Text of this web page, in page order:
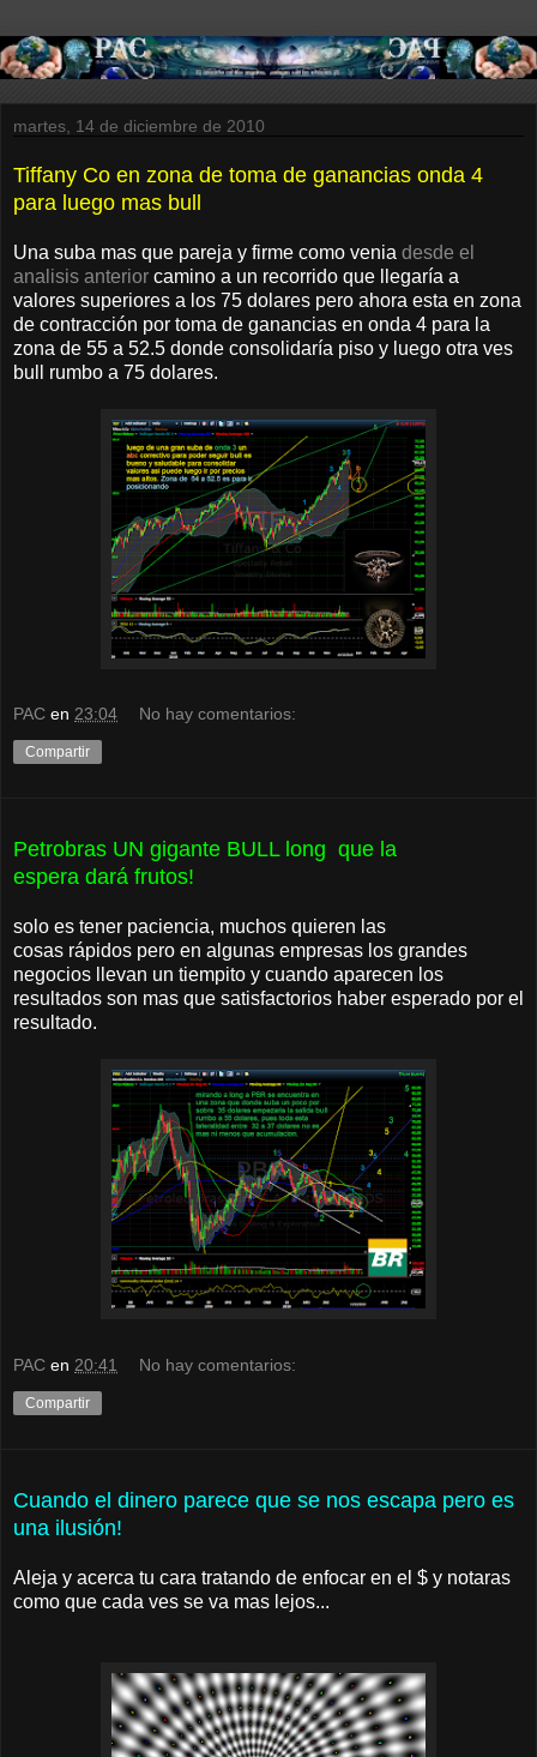
martes, 14 de diciembre de 2010
Tiffany Co en zona de toma de ganancias onda 4
para luego mas bull
Una suba mas que pareja y firme como venia desde el
analisis anterior camino a un recorrido que llegaría a
valores superiores a los 75 dolares pero ahora esta en zona
de contracción por toma de ganancias en onda 4 para la
zona de 55 a 52.5 donde consolidaría piso y luego otra ves
bull rumbo a 75 dolares.
PAC en 23:04 No hay comentarios:
Compartir
Petrobras UN gigante BULL long que la
espera dará frutos!
solo es tener paciencia, muchos quieren las
cosas rápidos pero en algunas empresas los grandes
negocios llevan un tiempito y cuando aparecen los
resultados son mas que satisfactorios haber esperado por el
resultado.
PAC en 20:41 No hay comentarios:
Compartir
Cuando el dinero parece que se nos escapa pero es
una ilusión!
Aleja y acerca tu cara tratando de enfocar en el $ y notaras
como que cada ves se va mas lejos...